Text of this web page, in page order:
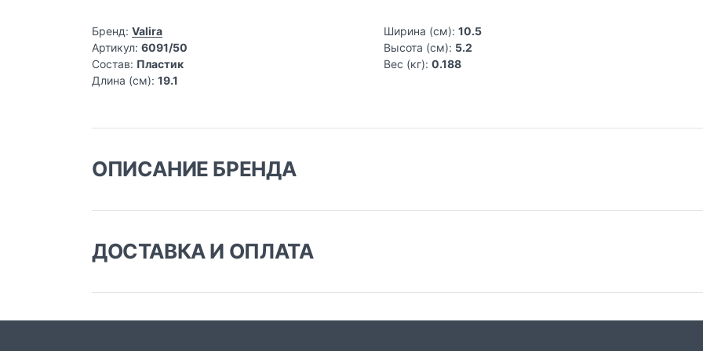
Бренд: Valira
Артикул: 6091/50
Состав: Пластик
Длина (см): 19.1
Ширина (см): 10.5
Высота (см): 5.2
Вес (кг): 0.188
ОПИСАНИЕ БРЕНДА
покрывается запатентованным премиальным антипригарным покрытием PPG Eterna с частицами титана,
ДОСТАВКА И ОПЛАТА
Доставка в Москве и области Самовывоз из магазина на Трубной